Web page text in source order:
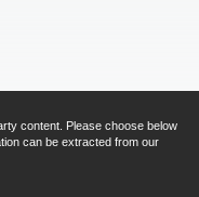
content. Please choose below
can be extracted from our